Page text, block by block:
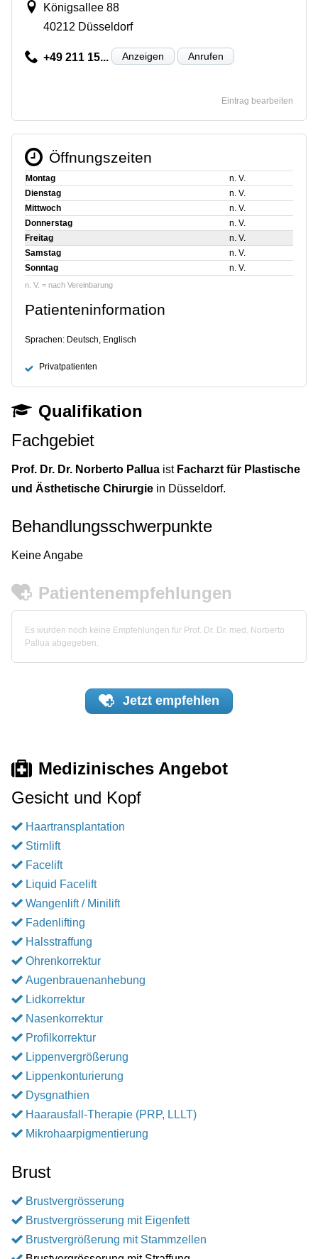
Königsallee 88
40212 Düsseldorf
+49 211 15... Anzeigen Anrufen
Eintrag bearbeiten
Öffnungszeiten
Montag
n. V.
Dienstag
n. V.
Mittwoch
n. V.
Donnerstag
n. V.
Freitag
n. V.
Samstag
n. V.
Sonntag
n. V.
n. V. = nach Vereinbarung
Patienteninformation
Sprachen: Deutsch, Englisch
Privatpatienten
Qualifikation
Fachgebiet
Prof. Dr. Dr. Norberto Pallua ist Facharzt für Plastische
und Ästhetische Chirurgie in Düsseldorf.
Behandlungsschwerpunkte
Keine Angabe
Patientenempfehlungen
Es wurden noch keine Empfehlungen für Prof. Dr. Dr. med. Norberto
Pallua abgegeben.
Jetzt empfehlen
Medizinisches Angebot
Gesicht und Kopf
Haartransplantation
Stirnlift
Facelift
Liquid Facelift
Wangenlift / Minilift
Fadenlifting
Halsstraffung
Ohrenkorrektur
Augenbrauenanhebung
Lidkorrektur
Nasenkorrektur
Profilkorrektur
Lippenvergrößerung
Lippenkonturierung
Dysgnathien
Haarausfall-Therapie (PRP, LLLT)
Mikrohaarpigmentierung
Brust
Brustvergrösserung
Brustvergrösserung mit Eigenfett
Brustvergrößerung mit Stammzellen